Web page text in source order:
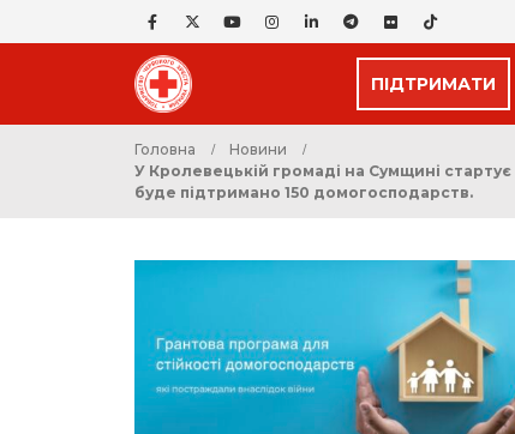
ПІДТРИМАТИ
Головна
Новини
У Кролевецькій громаді на Сумщині
буде підтримано 150 домогосподарств.